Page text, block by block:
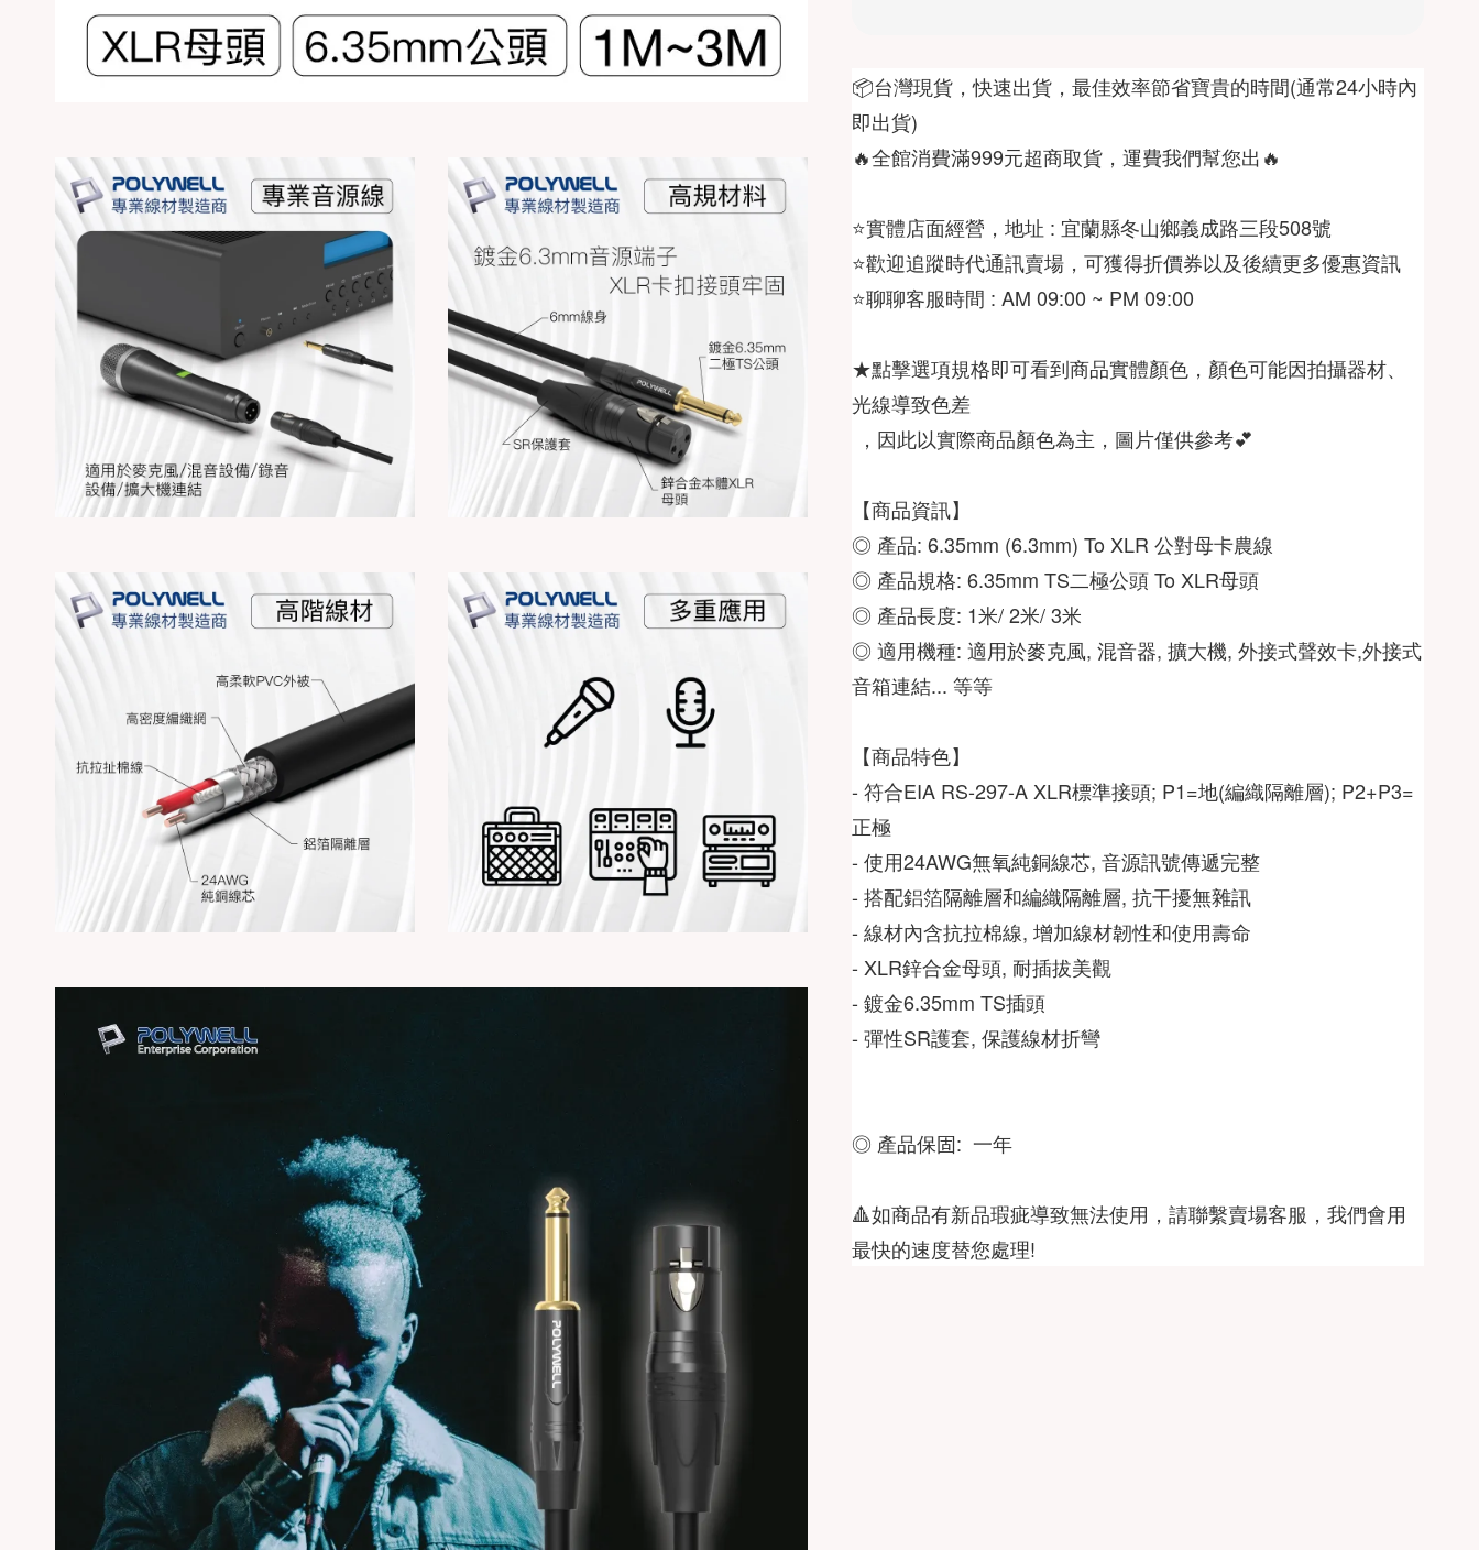
📦台灣現貨，快速出貨，最佳效率節省寶貴的時間(通常24小時內
🔥全館消費滿999元超商取貨，運費我們幫您出🔥
⭐️聊聊客服時間 : AM 09:00 ~ PM 09:00
★點擊選項規格即可看到商品實體顏色，顏色可能因拍攝器材、
，因此以實際商品顏色為主，圖片僅供參考💕
◎ 產品: 6.35mm (6.3mm) To XLR 公對母卡農線
◎ 產品規格: 6.35mm TS二極公頭 To XLR母頭
◎ 產品長度: 1米/ 2米/ 3米
◎ 適用機種: 適用於麥克風, 混音器, 擴大機, 外接式聲效卡,外接式
音箱連結... 等等
- 符合EIA RS-297-A XLR標準接頭; P1=地(編織隔離層); P2+P3=
正極
- 使用24AWG無氧純銅線芯, 音源訊號傳遞完整
- 搭配鋁箔隔離層和編織隔離層, 抗干擾無雜訊
- 線材內含抗拉棉線, 增加線材韌性和使用壽命
- XLR鋅合金母頭, 耐插拔美觀
- 鍍金6.35mm TS插頭
- 彈性SR護套, 保護線材折彎
🔺如商品有新品瑕疵導致無法使用，請聯繫賣場客服，我們會用